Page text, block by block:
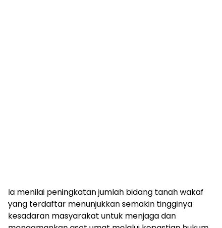
Ia menilai peningkatan jumlah bidang tanah wakaf
yang terdaftar menunjukkan semakin tingginya
kesadaran masyarakat untuk menjaga dan